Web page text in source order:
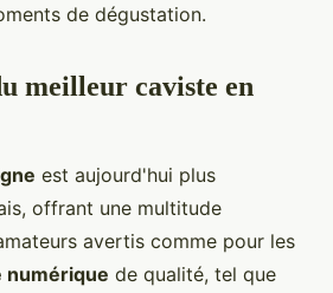
de dégustation.
meilleur caviste en
est aujourd'hui plus
offrant une multitude
avertis comme pour les
numérique de qualité, tel que